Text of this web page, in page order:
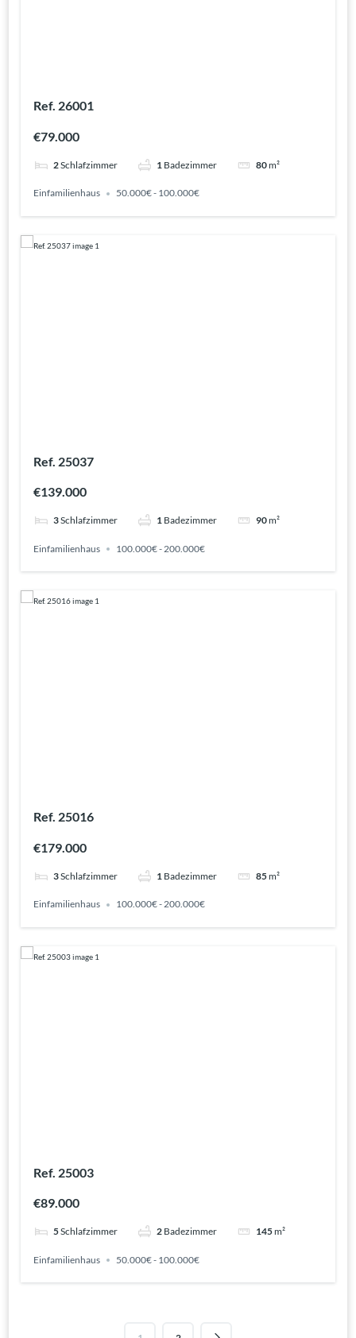
Ref. 26001
€79.000
2Schlafzimmer 1 Badezimmer 80m²
Einfamilienhaus 50.000€ - 100.000€
Ref. 25037
€139.000
3Schlafzimmer 1 Badezimmer 90m²
Einfamilienhaus 100.000€ - 200.000€
Ref. 25016
€179.000
3Schlafzimmer 1 Badezimmer 85m²
Einfamilienhaus 100.000€ - 200.000€
Ref. 25003
€89.000
5Schlafzimmer 2 Badezimmer 145m²
Einfamilienhaus 50.000€ - 100.000€